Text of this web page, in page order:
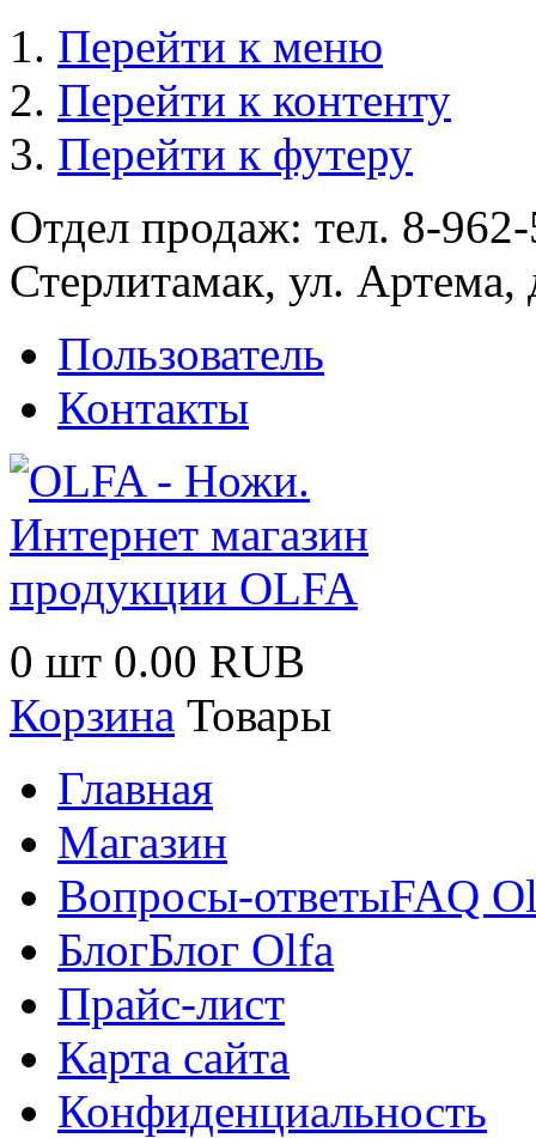
Перейти к меню
Перейти к контенту
Перейти к футеру
Отдел продаж: тел. 8-
Стерлитамак, ул. Артема,
Пользователь
Контакты
0 шт 0.00 RUB
Корзина Товары
Главная
Магазин
Вопросы-ответыFAQ
БлогБлог Olfa
Прайс-лист
Карта сайта
Конфиденциальность